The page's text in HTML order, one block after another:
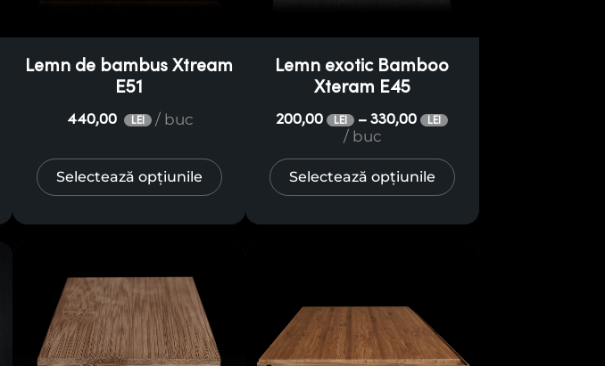
Lemn de bambus Xtream
E51
440,00 LEI / buc
Selectează opțiunile
Lemn exotic Bamboo
Xteram E45
200,00 LEI – 330,00 LEI
/ buc
Selectează opțiunile